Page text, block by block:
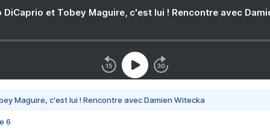
DiCaprio et Tobey Maguire, c'est lui ! Rencontre avec
Maguire, c'est lui ! Rencontre avec Damien Witecka
6